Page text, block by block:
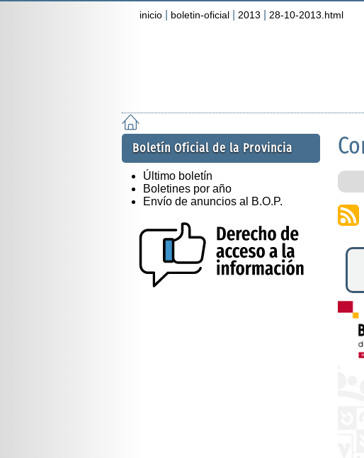
inicio boletin-oficial 2013 28-10-2013.html
Boletín Oficial de la Provincia
Último boletín
Boletines por año
Envío de anuncios al B.O.P.